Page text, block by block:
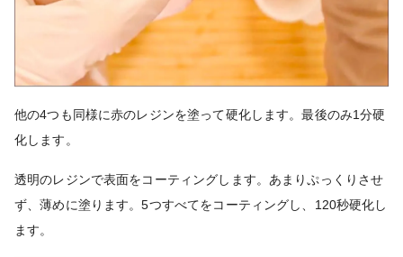
他の4つも同様に赤のレジンを塗って硬化します。最後のみ1分硬
化します。
透明のレジンで表面をコーティングします。あまりぷっくりさせ
ず、薄めに塗ります。5つすべてをコーティングし、120秒硬化し
ます。